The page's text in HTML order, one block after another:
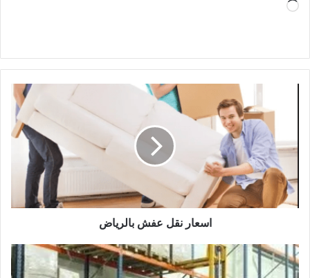
جاري
اسعار نقل عفش بالرياض